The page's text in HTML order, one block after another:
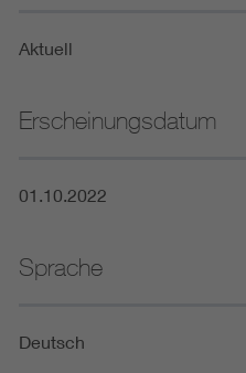
Aktuell
Erscheinungsdatum
01.10.2022
Sprache
Deutsch